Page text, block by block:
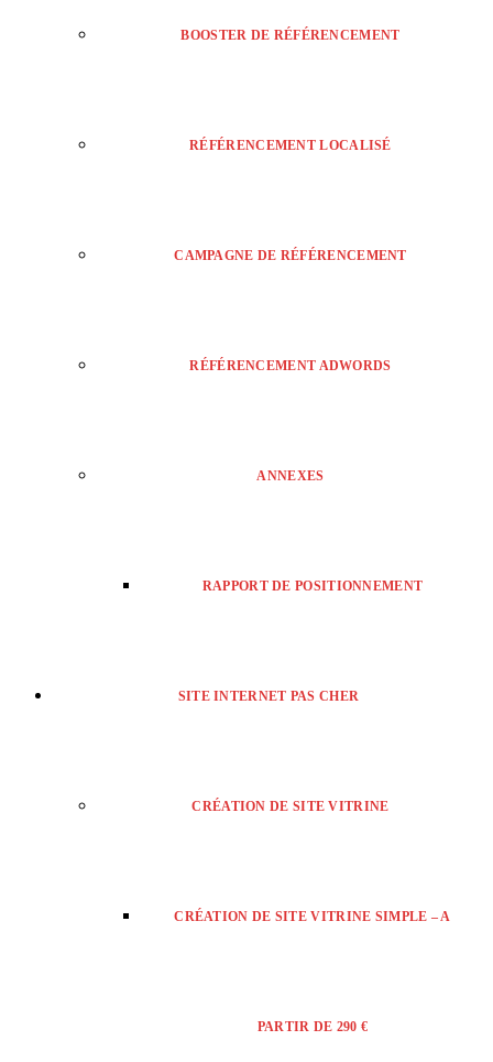
BOOSTER DE RÉFÉRENCEMENT
RÉFÉRENCEMENT LOCALISÉ
CAMPAGNE DE RÉFÉRENCEMENT
RÉFÉRENCEMENT ADWORDS
ANNEXES
RAPPORT DE POSITIONNEMENT
SITE INTERNET PAS CHER
CRÉATION DE SITE VITRINE
CRÉATION DE SITE VITRINE SIMPLE – A
PARTIR DE 290 €